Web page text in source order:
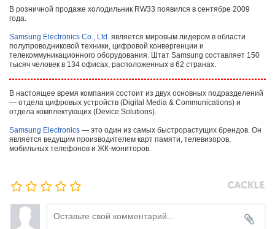
В розничной продаже холодильник RW33 появился в сентябре 2009
года.
Samsung Electronics Co., Ltd. является мировым лидером в области
полупроводниковой техники, цифровой конвергенции и
телекоммуникационного оборудования. Штат Samsung составляет 150
тысяч человек в 134 офисах, расположенных в 62 странах.
В настоящее время компания состоит из двух основных подразделений
— отдела цифровых устройств (Digital Media & Communications) и
отдела комплектующих (Device Solutions).
Samsung Electronics — это один из самых быстрорастущих брендов. Он
является ведущим производителем карт памяти, телевизоров,
мобильных телефонов и ЖК-мониторов.